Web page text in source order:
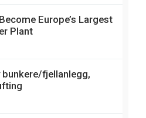
Europe’s Largest
Plant
bunkere/fjellanlegg,